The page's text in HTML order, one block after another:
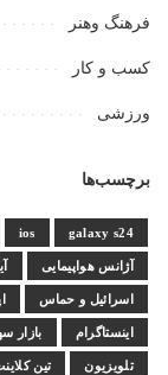
فرهنگ وهنر
کسب و کار
ورزشی
برچسب‌ها
galaxy s24
ios
آژانس هواپیمایی
اسرائیل و حماس
اینستاگرام بازار
تلویزیون تین